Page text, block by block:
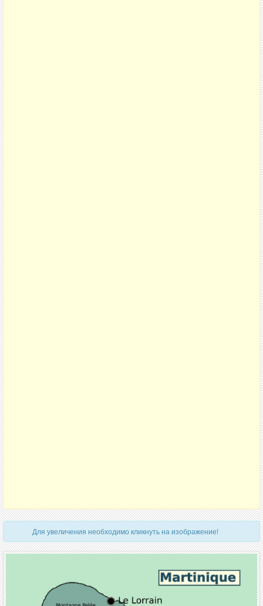
Для увеличения необходимо кликнуть на изображение!